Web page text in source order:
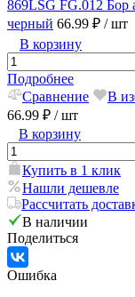
869LSG FG.012 Бор
черный 66.99 ₽ / шт
В корзину
Подробнее
Сравнение
В
66.99 ₽ / шт
В корзину
Купить в 1 клик
Нашли дешевле
Рассчитать
В наличии
Поделиться
Ошибка